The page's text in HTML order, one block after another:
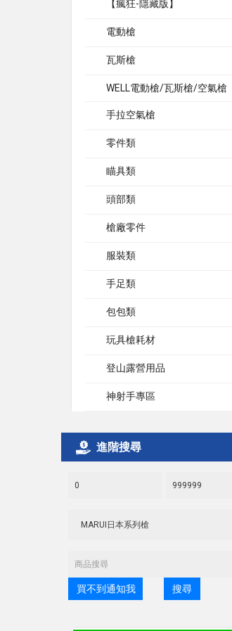
【瘋狂-隱藏版】
電動槍
瓦斯槍
WELL電動槍/瓦斯槍/空氣槍
手拉空氣槍
零件類
瞄具類
頭部類
槍廠零件
服裝類
手足類
包包類
玩具槍耗材
登山露營用品
神射手專區
進階搜尋
買不到通知我 搜尋